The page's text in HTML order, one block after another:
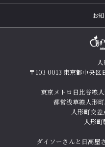
お
〒103-0013 東京都中央区
東京メトロ日比谷線
都営浅草線人形
人形町交
人形
ダイソーさんと日高屋